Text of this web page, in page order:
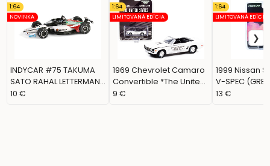
INDYCAR #75 TAKUMA
SATO RAHAL LETTERMAN
LANIGAN (GREENLIGHT,
1:64
NOVINKA
10 €
1969 Chevrolet Camaro
Convertible *The United
States Grand Prix Pace
1:64
LIMITOVANÁ EDÍCIA
9 €
1999 Nissan
V-SPEC
28160E)
1:64
LIMITOVANÁ EDÍCIA
13 €